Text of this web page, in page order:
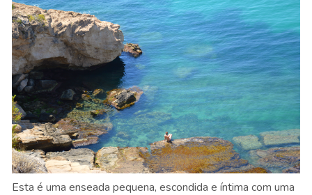
Esta é uma enseada pequena, escondida e íntima com uma